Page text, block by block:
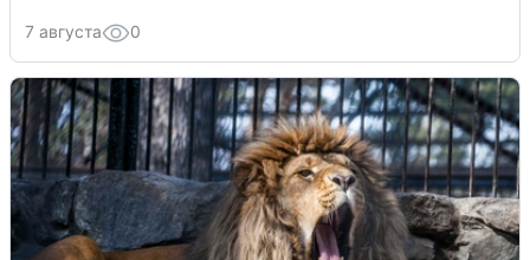
7 августа 0